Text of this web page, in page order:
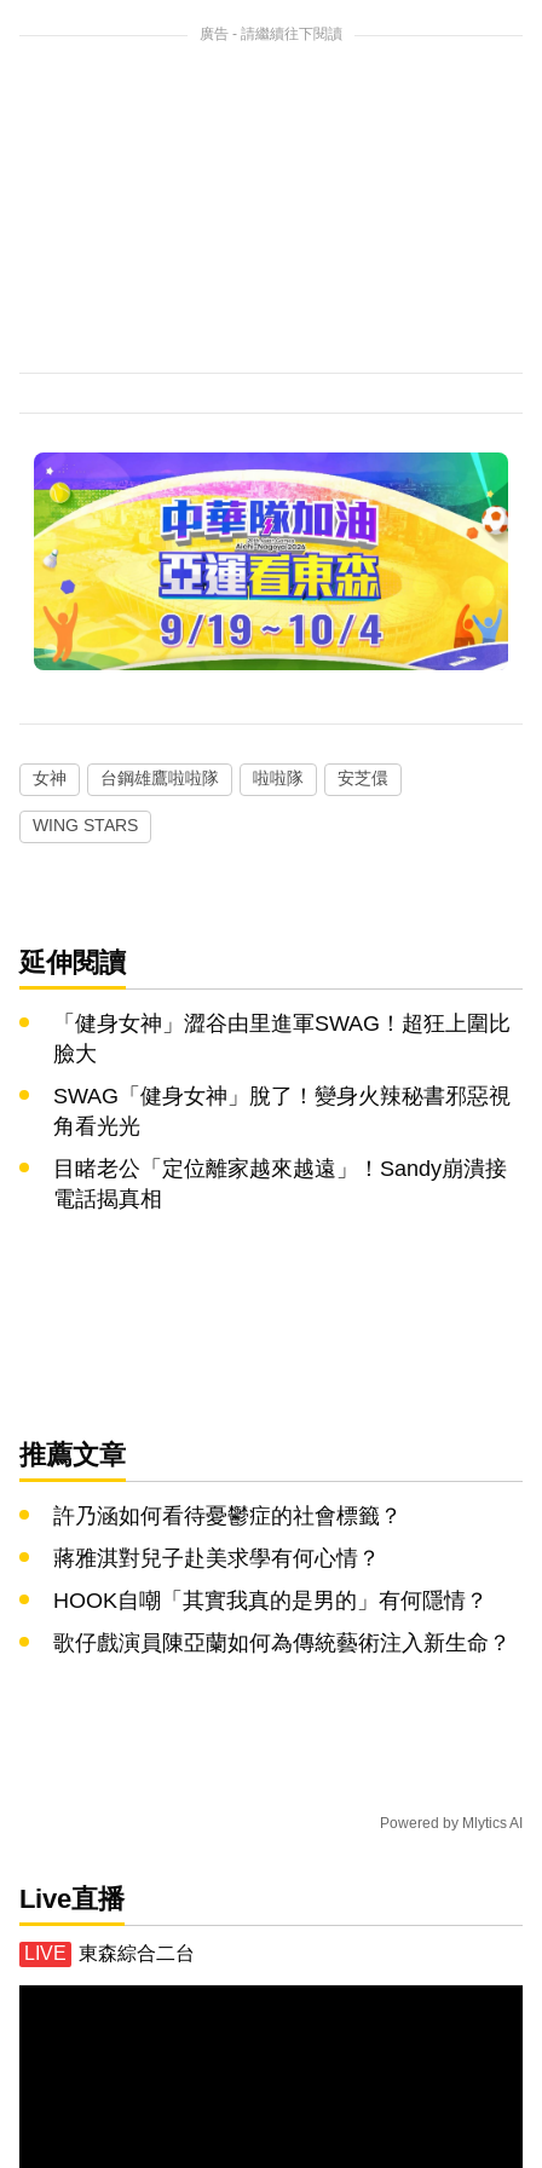
廣告 - 請繼續往下閱讀
女神 台鋼雄鷹啦啦隊 啦啦隊 安芝儇
WING STARS
延伸閱讀
「健身女神」澀谷由里進軍SWAG！超狂上圍比
臉大
SWAG「健身女神」脫了！變身火辣秘書邪惡視
角看光光
目睹老公「定位離家越來越遠」！Sandy崩潰接
電話揭真相
推薦文章
許乃涵如何看待憂鬱症的社會標籤？
蔣雅淇對兒子赴美求學有何心情？
HOOK自嘲「其實我真的是男的」有何隱情？
歌仔戲演員陳亞蘭如何為傳統藝術注入新生命？
Powered by Mlytics AI
Live直播
東森綜合二台